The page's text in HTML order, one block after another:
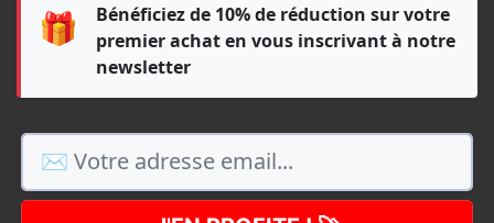
🎁
Bénéficiez de 10% de réduction sur votre
premier achat en vous inscrivant à notre
newsletter